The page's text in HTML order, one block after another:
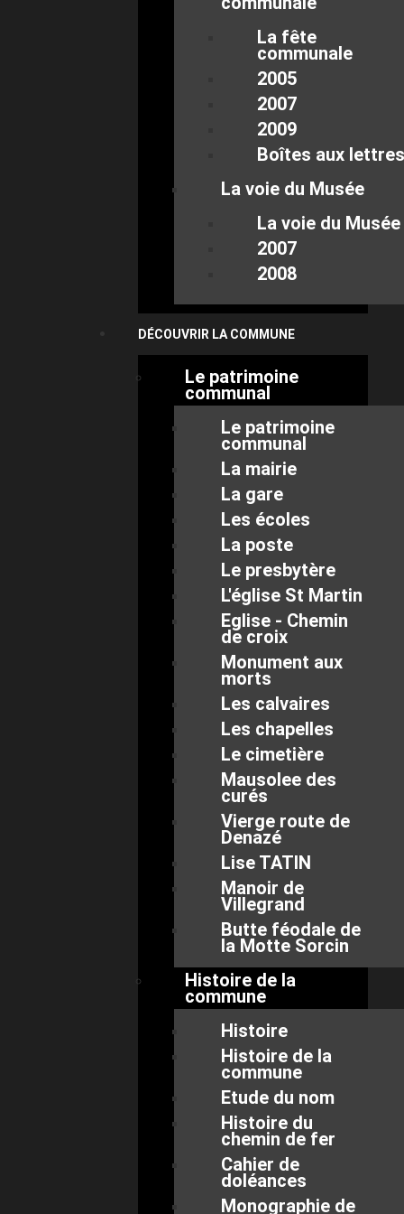
La fête
communale
2005
2007
2009
Boîtes aux lettres
La voie du Musée
La voie du Musée
2007
2008
DÉCOUVRIR LA COMMUNE
Le patrimoine
communal
Le patrimoine
communal
La mairie
La gare
Les écoles
La poste
Le presbytère
L'église St Martin
Eglise - Chemin
de croix
Monument aux
morts
Les calvaires
Les chapelles
Le cimetière
Mausolee des
curés
Vierge route de
Denazé
Lise TATIN
Manoir de
Villegrand
Butte féodale de
la Motte Sorcin
Histoire de la
commune
Histoire
Histoire de la
commune
Etude du nom
Histoire du
chemin de fer
Cahier de
doléances
Monographie de